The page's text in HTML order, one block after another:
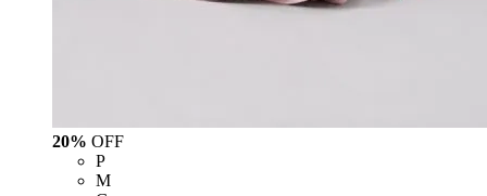
20% OFF
P
M